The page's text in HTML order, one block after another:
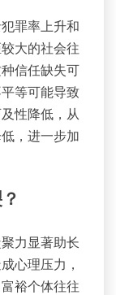
罪率上升和
大的社会往
信任缺失可
等可能导致
性降低，从
，进一步加
力显著助长
心理压力，
裕个体往往